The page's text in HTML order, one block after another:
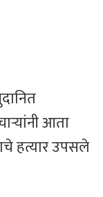
आता
हत्यार उपसले